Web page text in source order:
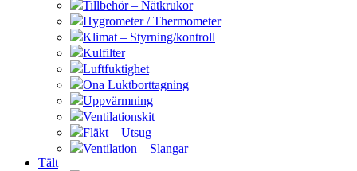
Tillbehör – Nätkrukor
Hygrometer / Thermometer
Klimat – Styrning/kontroll
Kulfilter
Luftfuktighet
Ona Luktborttagning
Uppvärmning
Ventilationskit
Fläkt – Utsug
Ventilation – Slangar
Tält